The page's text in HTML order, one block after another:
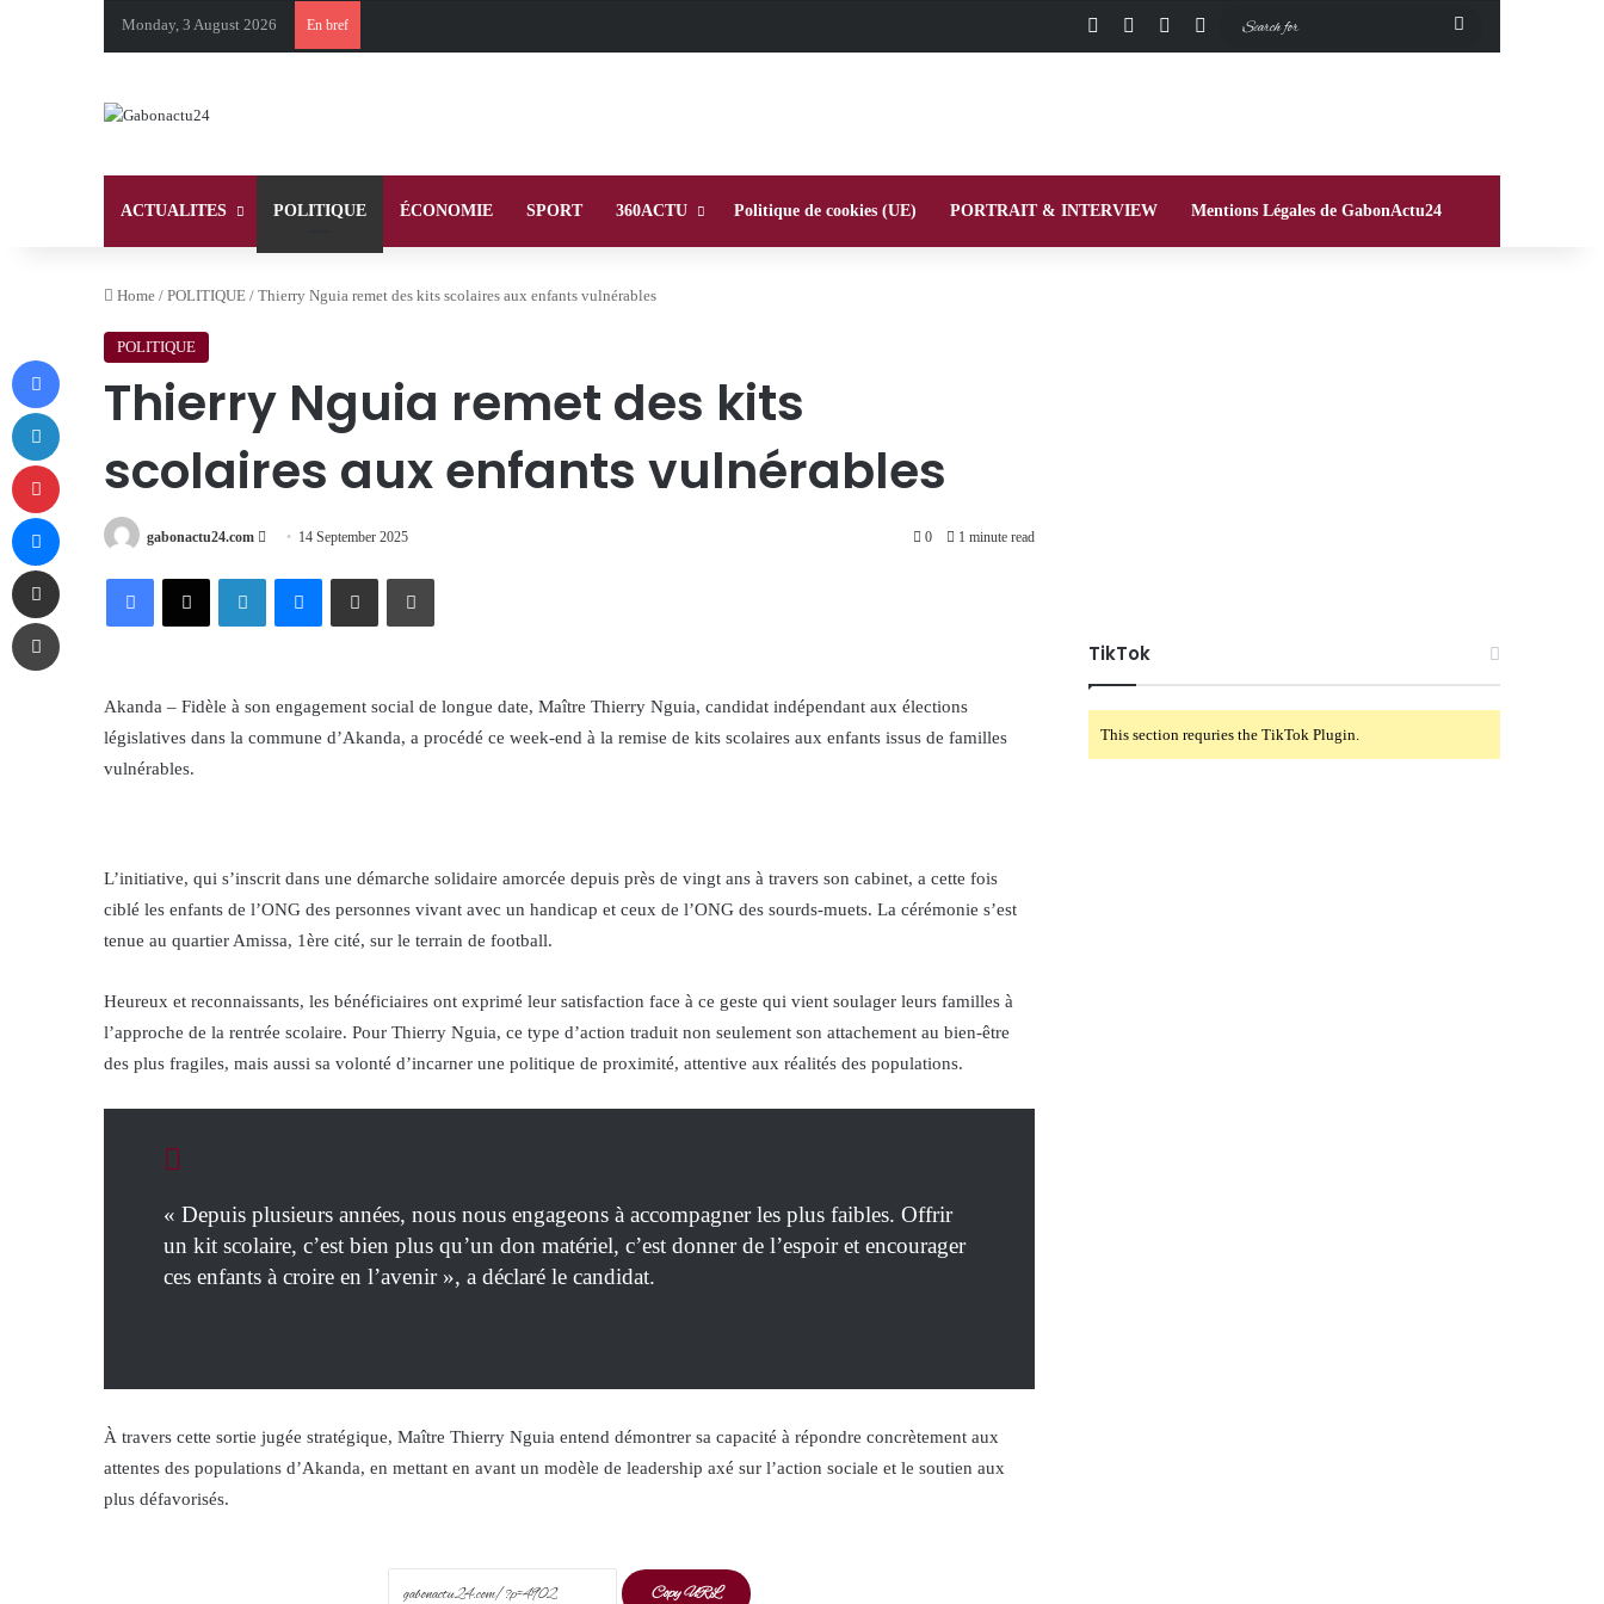
Monday, 3 August 2026 En bref Facebook InstagramSwitch skin
ACTUALITES POLITIQUE ÉCONOMIE SPORT 360ACTU Politique de cookies (UE) PORTRAIT & INTERVIEW Mentions Légales de GabonActu24
Home / POLITIQUE / Thierry Nguia remet des kits scolaires aux enfants vulnérables
POLITIQUE
Thierry Nguia remet des kits
scolaires aux enfants vulnérables
gabonactu24.com
Send 14 September 2025 0 1 minute read
FacebookX LinkedInMessengerShare via Email Print
Akanda – Fidèle à son engagement social de longue date, Maître Thierry Nguia, candidat indépendant aux élections
législatives dans la commune d’Akanda, a procédé ce week-end à la remise de kits scolaires aux enfants issus de familles
vulnérables.
L’initiative, qui s’inscrit dans une démarche solidaire amorcée depuis près de vingt ans à travers son cabinet, a cette fois
ciblé les enfants de l’ONG des personnes vivant avec un handicap et ceux de l’ONG des sourds-muets. La cérémonie s’est
tenue au quartier Amissa, 1ère cité, sur le terrain de football.
Heureux et reconnaissants, les bénéficiaires ont exprimé leur satisfaction face à ce geste qui vient soulager leurs familles à
l’approche de la rentrée scolaire. Pour Thierry Nguia, ce type d’action traduit non seulement son attachement au bien-être
des plus fragiles, mais aussi sa volonté d’incarner une politique de proximité, attentive aux réalités des populations.
« Depuis plusieurs années, nous nous engageons à accompagner les plus faibles. Offrir
un kit scolaire, c’est bien plus qu’un don matériel, c’est donner de l’espoir et encourager
ces enfants à croire en l’avenir », a déclaré le candidat.
À travers cette sortie jugée stratégique, Maître Thierry Nguia entend démontrer sa capacité à répondre concrètement aux
attentes des populations d’Akanda, en mettant en avant un modèle de leadership axé sur l’action sociale et le soutien aux
plus défavorisés.
Copy URL
TikTok
This section requries the TikTok Plugin.
Facebook
Pinterest
Messenger